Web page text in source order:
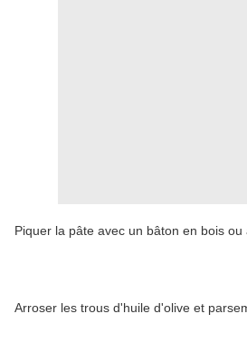
Piquer la pâte avec un bâton en bois ou